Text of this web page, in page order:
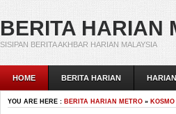
BERITA HARIAN
SISIPAN BERITA AKHBAR HARIAN MALAYSIA
HOME BERITA HARIAN
YOU ARE HERE : BERITA HARIAN METRO » KOSMO